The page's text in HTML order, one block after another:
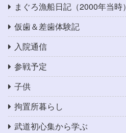
まぐろ漁船日記（2000年当時）
仮歯＆差歯体験記
入院通信
参戦予定
子供
拘置所暮らし
武道初心集から学ぶ